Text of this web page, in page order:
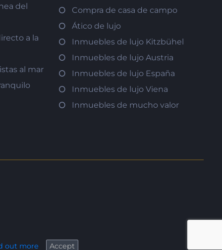
del
a la
al mar
Compra de casa de campo
Ático de lujo
Inmuebles de lujo Kitzbühel
Inmuebles de lujo Austria
Inmuebles de lujo España
Inmuebles de lujo Viena
Inmuebles de mucho valor
out more Accept